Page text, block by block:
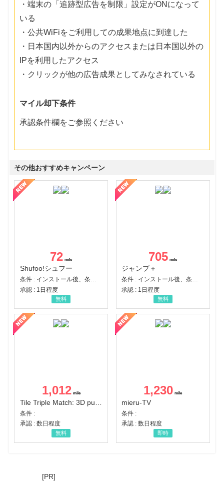
・端末の「追跡型広告を制限」設定がONになって
いる
・公共WiFiをご利用しての成果地点に到達した
・日本国内以外からのアクセスまたは日本国以外の
IPを利用したアクセス
・クリックが他の広告成果としてみなされている
マイル却下条件
承認条件欄をご参照ください
その他おすすめキャンペーン
72
Shufoo!シュフー
条件 : インストール後、条件達成
承認 : 1日程度
無料
705
ジャンプ＋
条件 : インストール後、条件達成
承認 : 1日程度
無料
1,012
条件 :
承認 : 数日程度
無料
1,230
mieru-TV
条件 :
承認 : 数日程度
即時
[PR]